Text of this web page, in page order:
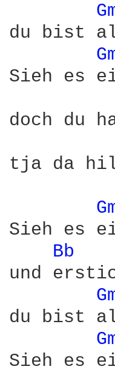
du bist
Sieh es
doch du
tja da
Sieh es
Bb
und
du bist
Sieh es